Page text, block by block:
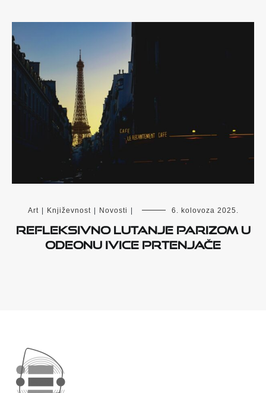
Art | Književnost | Novosti | 6. kolovoza 2025.
Refleksivno lutanje Parizom u
Odeonu Ivice Prtenjače